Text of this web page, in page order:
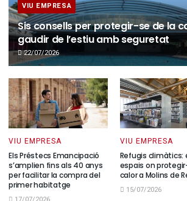
VIU EMPRESA
Sis consells per protegir-se de la
gaudir de l’estiu amb seguretat
22/07/2026
VIU EMPRESA
Els Préstecs Emancipació
s’amplien fins als 40 anys
per facilitar la compra del
primer habitatge
VIU EMPRESA
Refugis climàtics:
espais on
calor a Molins de
15/07/2026